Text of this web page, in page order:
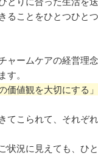
ることをひとつひと
ャームケアの経営理
す。
価値観を大切にする
てこられて、それぞ
状況に見えても、ひ